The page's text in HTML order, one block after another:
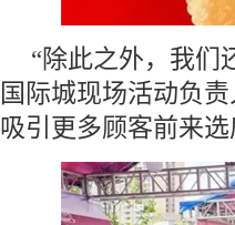
“除此之外，我们
国际城现场活动负
吸引更多顾客前来选